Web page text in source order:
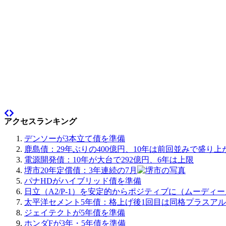
アクセスランキング
デンソーが3本立て債を準備
鹿島債：29年ぶりの400億円、10年は前回並みで盛り上
電源開発債：10年が大台で292億円、6年は上限
堺市20年定償債：3年連続の7月
パナHDがハイブリッド債を準備
日立（A2/P-1）を安定的からポジティブに（ムーディー
太平洋セメント5年債：格上げ後1回目は同格プラスア
ジェイテクトが5年債を準備
ホンダFが3年・5年債を準備